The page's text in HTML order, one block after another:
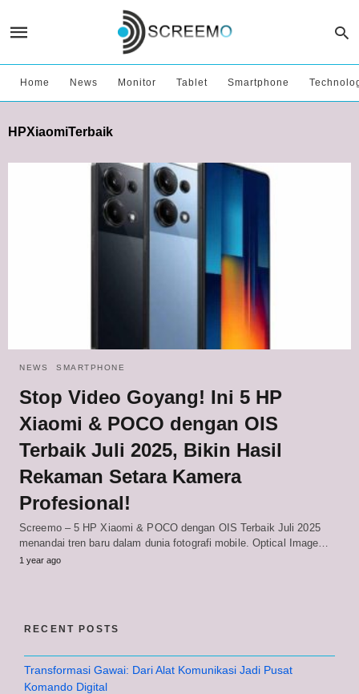
Home News Monitor Tablet Smartphone
HPXiaomiTerbaik
NEWS SMARTPHONE
Stop Video Goyang! Ini 5 HP
Xiaomi & POCO dengan OIS
Terbaik Juli 2025, Bikin Hasil
Rekaman Setara Kamera
Profesional!
Screemo – 5 HP Xiaomi & POCO dengan OIS Terbaik Juli 2025
menandai tren baru dalam dunia fotografi mobile. Optical Image…
1 year ago
RECENT POSTS
Transformasi Gawai: Dari Alat Komunikasi Jadi Pusat
Komando Digital